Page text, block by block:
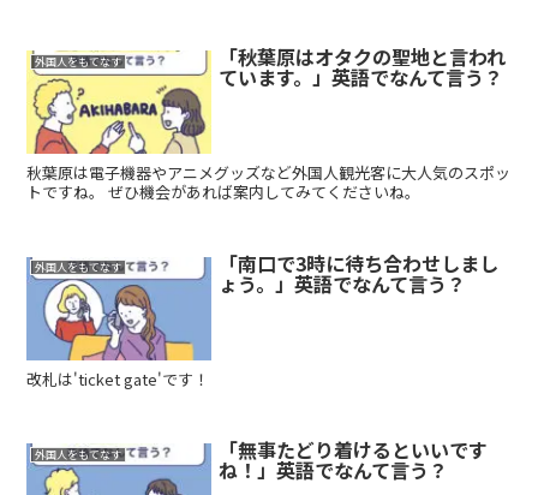
外国人をもてなす 「秋葉原はオタクの聖地と言われ
ています。」英語でなんて言う？
秋葉原は電子機器やアニメグッズなど外国人観光客に大人気のスポッ
トですね。 ぜひ機会があれば案内してみてくださいね。
外国人をもてなす 「南口で3時に待ち合わせしまし
ょう。」英語でなんて言う？
改札は'ticket gate'です！
外国人をもてなす 「無事たどり着けるといいです
ね！」英語でなんて言う？